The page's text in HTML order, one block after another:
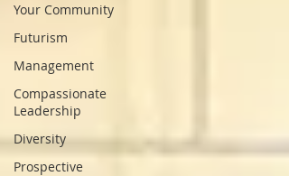
Your Community
Futurism
Management
Compassionate
Leadership
Diversity
Prospective